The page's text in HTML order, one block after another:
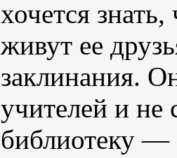
хочется
живут ее
заклинания.
учителей и
библиотеку —